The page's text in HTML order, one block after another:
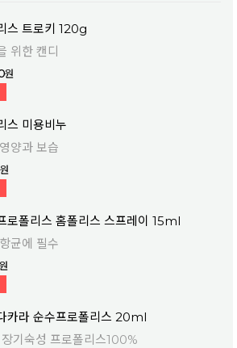
스 트로키 120g
위한 캔디
스 미용비누
양과 보습
로폴리스 홈폴리스 스프레이 15ml
균에 필수
카라 순수프로폴리스 20ml
기숙성 프로폴리스100%